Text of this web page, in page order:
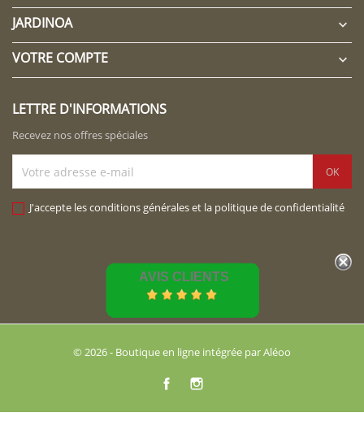
JARDINOA 
VOTRE COMPTE 
LETTRE D'INFORMATIONS
Recevez nos offres spéciales
J'accepte les conditions générales et la politique de confidentialité
AVIS CLIENTS
© 2026 - Boutique en ligne intégrée par Aléoo
Facebook